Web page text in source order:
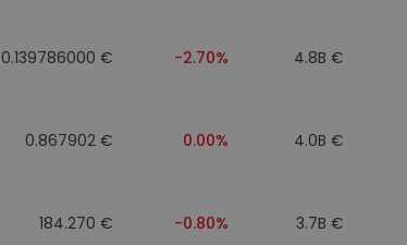
0.139786000 € -2.70% 4.8B €
0.867902 € 0.00% 4.0B €
184.270 € -0.80% 3.7B €